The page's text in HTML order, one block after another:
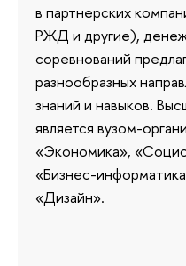
в партнерских
РЖД и другие),
соревнований
разнообразных
знаний и навыков.
является вузом-
«Экономика»,
«Бизнес-
«Дизайн».